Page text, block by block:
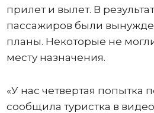
прилет и вылет. В
пассажиров были
планы. Некоторые не
месту назначения.
«У нас четвертая попытка
сообщила туристка в